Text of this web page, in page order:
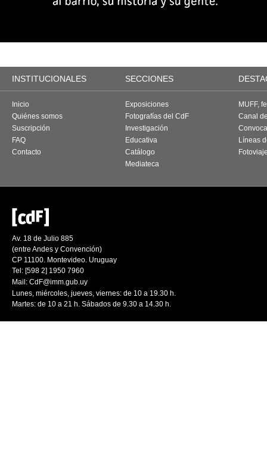
INSTITUCIONALES SECCIONES
Inicio
Quiénes somos
Suscripción
FAQ
Contacto
Exposiciones
Fotografías del CdF
Investigación
Educativa
Catálogo
Mediateca
MUFF,
Canal
Líneas
Av. 18 de Julio 885
(entre Andes y Convención)
CP 11100. Montevideo. Uruguay
Tel: [598 2] 1950 7960
Mail: CdF@imm.gub.uy
Lunes, miércoles, jueves, viernes: de 10 a 19.30 h.
Martes: de 10 a 21 h. Sábados de 9.30 a 14.30 h.